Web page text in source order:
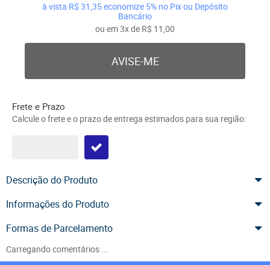
à vista R$ 31,35economize 5% no Pix ou Depósito
Bancário
ou em3xde R$ 11,00
AVISE-ME
Frete e Prazo
Calcule o frete e o prazo de entrega estimados para sua região:
Descrição do Produto
Informações do Produto
Formas de Parcelamento
Carregando comentários ...